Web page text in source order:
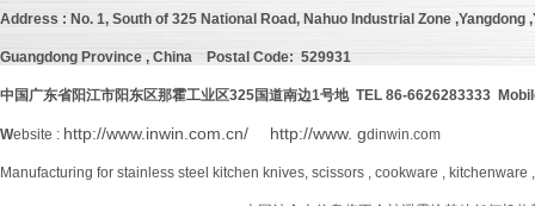
Address : No. 1, South of 325 National Road, Nahuo Industrial Zone ,Yangdong
Guangdong Province , China Postal Code: 529931
中国广东省阳江市阳东区那霍工业区325国道南边1号地 TEL 86-6626283333
Website : http://www.inwin.com.cn/ http://www. gdinwin.com
Manufacturing for stainless steel kitchen knives, scissors , cookware ,